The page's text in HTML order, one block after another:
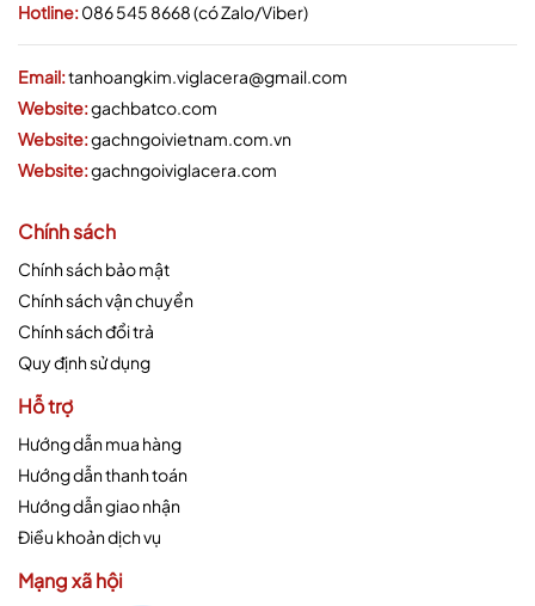
Hotline:086 545 8668 (có Zalo/Viber)
Email:tanhoangkim.viglacera@gmail.com
Website:gachbatco.com
Website:gachngoivietnam.com.vn
Website:gachngoiviglacera.com
Chính sách
Chính sách bảo mật
Chính sách vận chuyển
Chính sách đổi trả
Quy định sử dụng
Hỗ trợ
Hướng dẫn mua hàng
Hướng dẫn thanh toán
Hướng dẫn giao nhận
Điều khoản dịch vụ
Mạng xã hội